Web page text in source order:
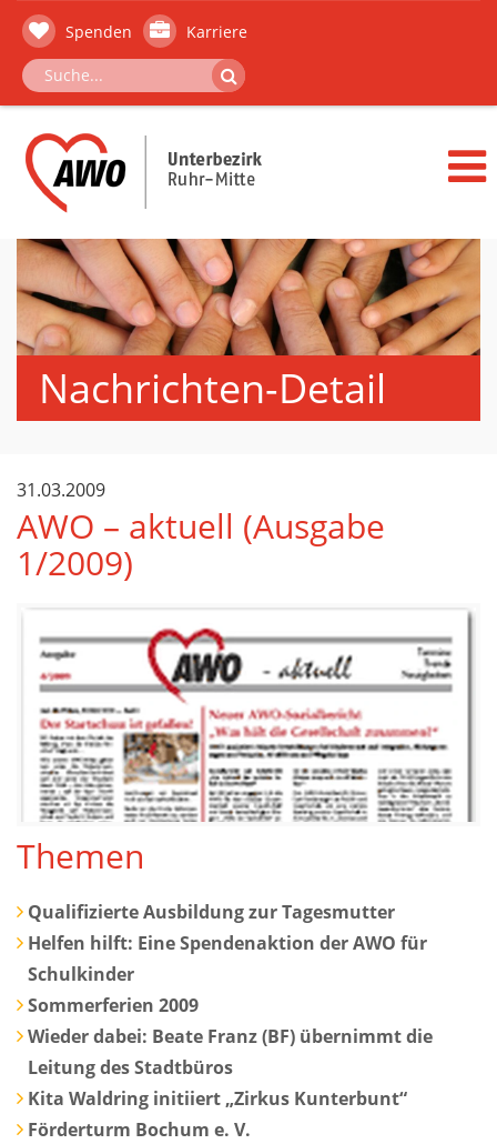
Spenden Karriere
Nachrichten-Detail
31.03.2009
AWO – aktuell (Ausgabe
1/2009)
Themen
Qualifizierte Ausbildung zur Tagesmutter
Helfen hilft: Eine Spendenaktion der AWO für
Schulkinder
Sommerferien 2009
Wieder dabei: Beate Franz (BF) übernimmt die
Leitung des Stadtbüros
Kita Waldring initiiert „Zirkus Kunterbunt“
Förderturm Bochum e. V.